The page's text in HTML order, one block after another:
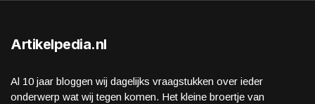
Artikelpedia.nl
Al 10 jaar bloggen wij dagelijks vraagstukken over ieder
onderwerp wat wij tegen komen. Het kleine broertje van